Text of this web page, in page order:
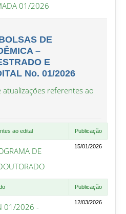
01/2026
DE
–
E
No. 01/2026
atualizações referentes ao
ao edital Publicação
DE
15/01/2026
Publicação
01/2026 - 12/03/2026